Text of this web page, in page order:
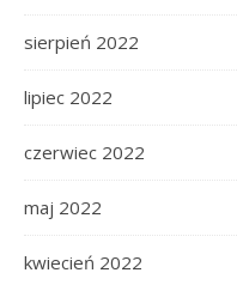
sierpień 2022
lipiec 2022
czerwiec 2022
maj 2022
kwiecień 2022